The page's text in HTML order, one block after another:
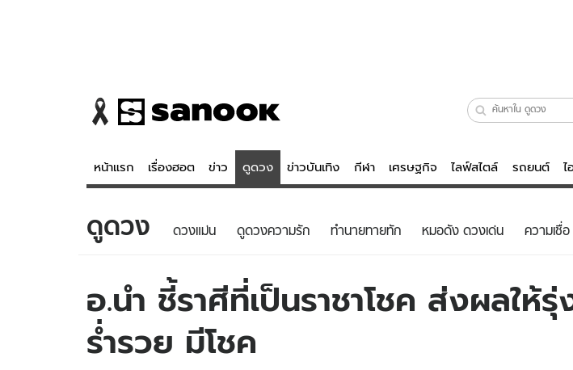
หน้าแรก เรื่องฮอต ข่าว ดูดวง ข่าวบันเทิง กีฬา เศรษฐกิจ ไลฟ์สไตล์ รถยนต์ ไ
ข่าว
ข่าวบันเทิง
ข่าวกีฬา
ข่าวเศรษฐกิจ
ดูดวง - ตรวจหวย
สถิติหวยไทย
ไลฟ์สไตล์
วัยรุ่น
ดูดวง ดวงแม่น ดูดวงความรัก ทํานายทายทัก หมอดัง ดวงเด่น ความเชื่อ
อ.นำ ชี้ราศีที่เป็นราชาโชค ส่งผลให้รุ่
ร่ำรวย มีโชค